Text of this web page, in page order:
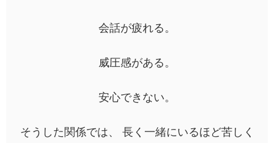
会話が疲れる。
威圧感がある。
安心できない。
そうした関係では、 長く一緒にいるほど苦しく